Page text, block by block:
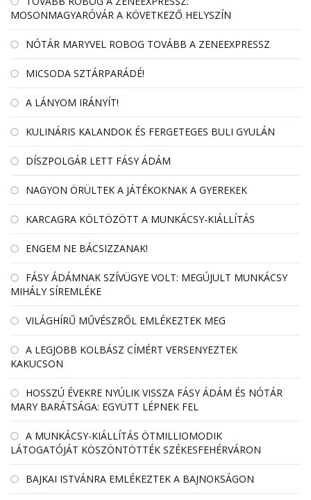
MOSONMAGYARÓVÁR A KÖVETKEZŐ HELYSZÍN
NÓTÁR MARYVEL ROBOG TOVÁBB A ZENEEXPRESSZ
MICSODA SZTÁRPARÁDÉ!
A LÁNYOM IRÁNYÍT!
KULINÁRIS KALANDOK ÉS FERGETEGES BULI GYULÁN
DÍSZPOLGÁR LETT FÁSY ÁDÁM
NAGYON ÖRÜLTEK A JÁTÉKOKNAK A GYEREKEK
KARCAGRA KÖLTÖZÖTT A MUNKÁCSY-KIÁLLÍTÁS
ENGEM NE BÁCSIZZANAK!
FÁSY ÁDÁMNAK SZÍVÜGYE VOLT: MEGÚJULT MUNKÁCSY
MIHÁLY SÍREMLÉKE
VILÁGHÍRŰ MŰVÉSZRŐL EMLÉKEZTEK MEG
A LEGJOBB KOLBÁSZ CÍMÉRT VERSENYEZTEK
KAKUCSON
HOSSZÚ ÉVEKRE NYÚLIK VISSZA FÁSY ÁDÁM ÉS NÓTÁR
MARY BARÁTSÁGA: EGYÜTT LÉPNEK FEL
A MUNKÁCSY-KIÁLLÍTÁS ÖTMILLIOMODIK
LÁTOGATÓJÁT KÖSZÖNTÖTTÉK SZÉKESFEHÉRVÁRON
BAJKAI ISTVÁNRA EMLÉKEZTEK A BAJNOKSÁGON